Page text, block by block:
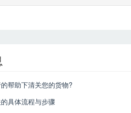
帮助下清关您的货物?
具体流程与步骤